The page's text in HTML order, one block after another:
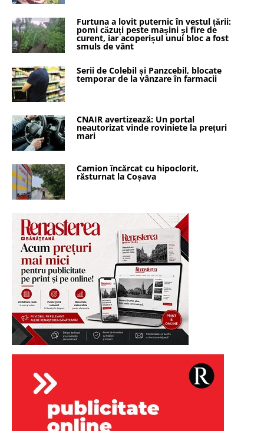
Furtuna a lovit puternic în vestul țării:
pomi căzuți peste mașini și fire de
curent, iar acoperișul unui bloc a fost
smuls de vânt
Serii de Colebil și Panzcebil, blocate
temporar de la vânzare în farmacii
CNAIR avertizează: Un portal
neautorizat vinde roviniete la prețuri
mari
Camion încărcat cu hipoclorit,
răsturnat la Coșava